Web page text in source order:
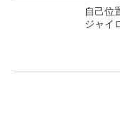
自己位
ジャイ